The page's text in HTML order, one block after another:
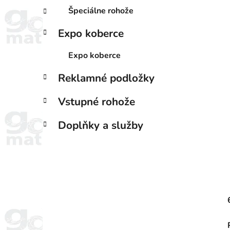
Špeciálne rohože
Expo koberce
Expo koberce
Reklamné podložky
Vstupné rohože
Doplňky a služby